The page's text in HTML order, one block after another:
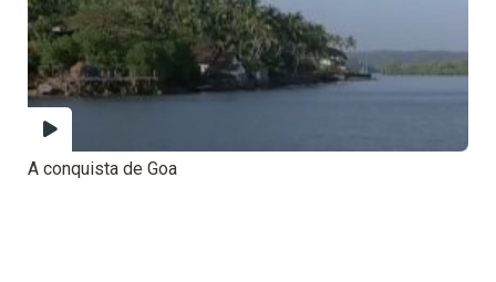
A conquista de Goa